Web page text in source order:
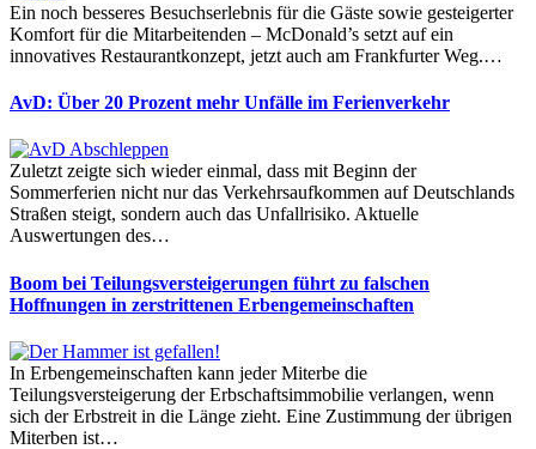
Ein noch besseres Besuchserlebnis für die Gäste sowie gesteigerter
Komfort für die Mitarbeitenden – McDonald’s setzt auf ein
innovatives Restaurantkonzept, jetzt auch am Frankfurter Weg.…
AvD: Über 20 Prozent mehr Unfälle im Ferienverkehr
Zuletzt zeigte sich wieder einmal, dass mit Beginn der
Sommerferien nicht nur das Verkehrsaufkommen auf Deutschlands
Straßen steigt, sondern auch das Unfallrisiko. Aktuelle
Auswertungen des…
Boom bei Teilungsversteigerungen führt zu falschen
Hoffnungen in zerstrittenen Erbengemeinschaften
In Erbengemeinschaften kann jeder Miterbe die
Teilungsversteigerung der Erbschaftsimmobilie verlangen, wenn
sich der Erbstreit in die Länge zieht. Eine Zustimmung der übrigen
Miterben ist…